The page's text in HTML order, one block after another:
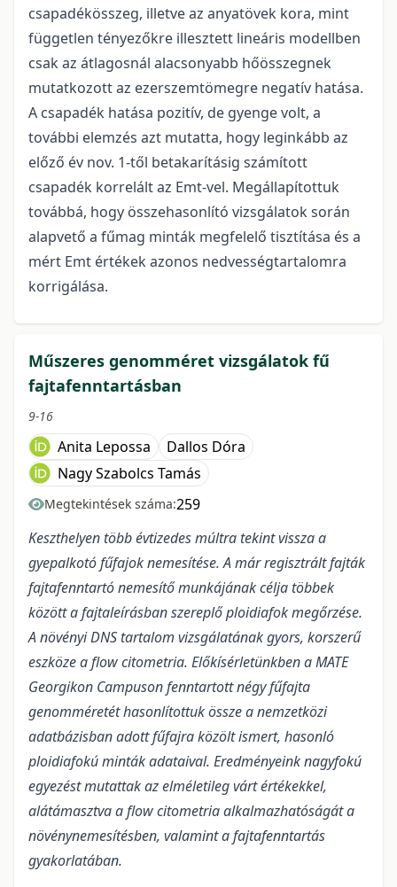
csapadékösszeg, illetve az anyatövek kora, mint
független tényezőkre illesztett lineáris modellben
csak az átlagosnál alacsonyabb hőösszegnek
mutatkozott az ezerszemtömegre negatív hatása.
A csapadék hatása pozitív, de gyenge volt, a
további elemzés azt mutatta, hogy leginkább az
előző év nov. 1-től betakarításig számított
csapadék korrelált az Emt-vel. Megállapítottuk
továbbá, hogy összehasonlító vizsgálatok során
alapvető a fűmag minták megfelelő tisztítása és a
mért Emt értékek azonos nedvességtartalomra
korrigálása.
Műszeres genomméret vizsgálatok fű
fajtafenntartásban
9-16
Anita Lepossa
Dallos Dóra
Nagy Szabolcs Tamás
Megtekintések száma:259
Keszthelyen több évtizedes múltra tekint vissza a
gyepalkotó fűfajok nemesítése. A már regisztrált fajták
fajtafenntartó nemesítő munkájának célja többek
között a fajtaleírásban szereplő ploidiafok megőrzése.
A növényi DNS tartalom vizsgálatának gyors, korszerű
eszköze a flow citometria. Előkísérletünkben a MATE
Georgikon Campuson fenntartott négy fűfajta
genomméretét hasonlítottuk össze a nemzetközi
adatbázisban adott fűfajra közölt ismert, hasonló
ploidiafokú minták adataival. Eredményeink nagyfokú
egyezést mutattak az elméletileg várt értékekkel,
alátámasztva a flow citometria alkalmazhatóságát a
növénynemesítésben, valamint a fajtafenntartás
gyakorlatában.